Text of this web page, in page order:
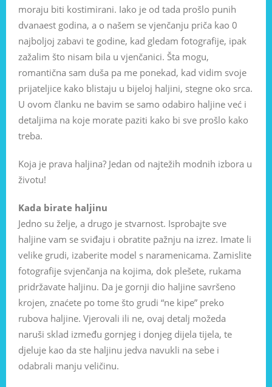
moraju biti kostimirani. Iako je od tada prošlo punih
dvanaest godina, a o našem se vjenčanju priča kao 0
najboljoj zabavi te godine, kad gledam fotografije, ipak
zažalim što nisam bila u vjenčanici. Šta mogu,
romantična sam duša pa me ponekad, kad vidim svoje
prijateljice kako blistaju u bijeloj haljini, stegne oko srca.
U ovom članku ne bavim se samo odabiro haljine već i
detaljima na koje morate paziti kako bi sve prošlo kako
treba.
Koja je prava haljina? Jedan od najtežih modnih izbora u
životu!
Kada birate haljinu
Jedno su želje, a drugo je stvarnost. Isprobajte sve
haljine vam se sviđaju i obratite pažnju na izrez. Imate li
velike grudi, izaberite model s naramenicama. Zamislite
fotografije svjenčanja na kojima, dok plešete, rukama
pridržavate haljinu. Da je gornji dio haljine savršeno
krojen, znaćete po tome što grudi “ne kipe” preko
rubova haljine. Vjerovali ili ne, ovaj detalj možeda
naruši sklad između gornjeg i donjeg dijela tijela, te
djeluje kao da ste haljinu jedva navukli na sebe i
odabrali manju veličinu.